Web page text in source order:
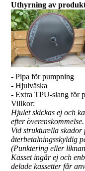
Uthyrning av
- Pipa för pumpning
- Hjulväska
- Extra TPU-slang för
Villkor:
Hjulet skickas ej och
efter överenskommelse.
Vid strukturella
återbetalningsskyldig
(Punktering eller
Kasset ingår ej och
delade kassetter får